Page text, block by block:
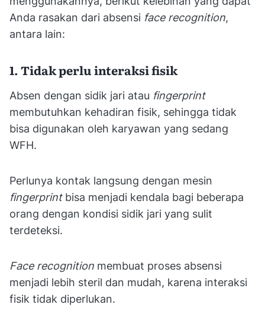
Anda rasakan dari absensi face recognition,
antara lain:
1. Tidak perlu interaksi fisik
Absen dengan sidik jari atau fingerprint
membutuhkan kehadiran fisik, sehingga tidak
bisa digunakan oleh karyawan yang sedang
WFH.
Perlunya kontak langsung dengan mesin
fingerprint bisa menjadi kendala bagi beberapa
orang dengan kondisi sidik jari yang sulit
terdeteksi.
Face recognition membuat proses absensi
menjadi lebih steril dan mudah, karena interaksi
fisik tidak diperlukan.